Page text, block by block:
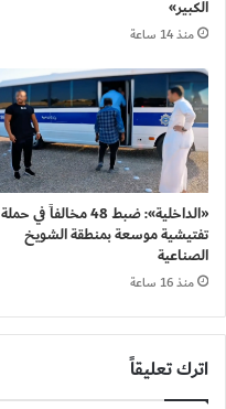
الكبير»
منذ 14 ساعة
«الداخلية»: ضبط 48 مخالفاً في حملة
تفتيشية موسعة بمنطقة الشويخ
الصناعية
منذ 16 ساعة
اترك تعليقاً